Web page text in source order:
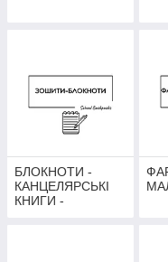
БЛОКНОТИ -
КАНЦЕЛЯРСЬКІ
КНИГИ -